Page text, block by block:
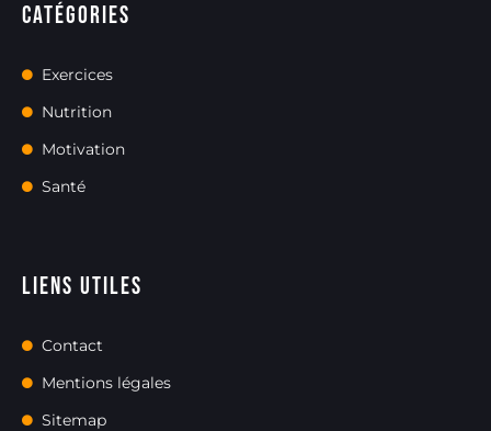
Catégories
Exercices
Nutrition
Motivation
Santé
Liens utiles
Contact
Mentions légales
Sitemap